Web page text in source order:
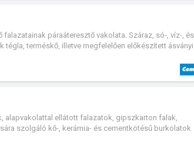
terek, bevásárlóközpontok lépcsők,
lapokhoz is (1000 cm2-től).
páraáteresztő vakolata. Száraz, só-, víz-, és
terméskő, illetve megfelelően előkészített ásványi
alapvakolattal ellátott falazatok, gipszkarton falak,
szolgáló kő-, kerámia- és cementkötésű burkolatok